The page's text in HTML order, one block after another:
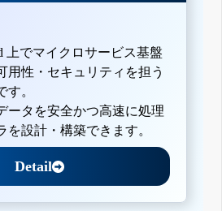
上でマイクロサービス基盤
用性・セキュリティを担う
す。
ータを安全かつ高速に処理
を設計・構築できます。
Detail